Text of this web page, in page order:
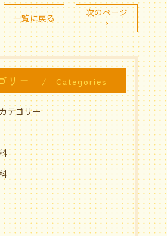
一覧に戻る
次のページ
>
リー Categories
テゴリー